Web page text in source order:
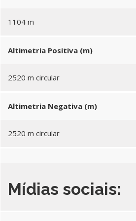
1104 m
Altimetria Positiva (m)
2520 m circular
Altimetria Negativa (m)
2520 m circular
Mídias sociais: